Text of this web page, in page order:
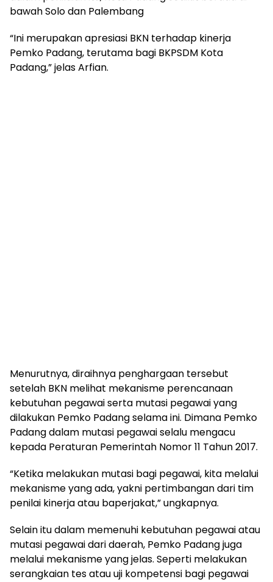
bawah Solo dan Palembang
“Ini merupakan apresiasi BKN terhadap kinerja
Pemko Padang, terutama bagi BKPSDM Kota
Padang,” jelas Arfian.
Menurutnya, diraihnya penghargaan tersebut
setelah BKN melihat mekanisme perencanaan
kebutuhan pegawai serta mutasi pegawai yang
dilakukan Pemko Padang selama ini. Dimana Pemko
Padang dalam mutasi pegawai selalu mengacu
kepada Peraturan Pemerintah Nomor 11 Tahun 2017.
“Ketika melakukan mutasi bagi pegawai, kita melalui
mekanisme yang ada, yakni pertimbangan dari tim
penilai kinerja atau baperjakat,” ungkapnya.
Selain itu dalam memenuhi kebutuhan pegawai atau
mutasi pegawai dari daerah, Pemko Padang juga
melalui mekanisme yang jelas. Seperti melakukan
serangkaian tes atau uji kompetensi bagi pegawai